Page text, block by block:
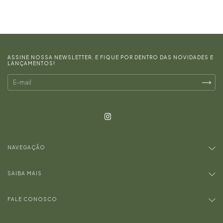
ASSINE NOSSA NEWSLETTER, E FIQUE POR DENTRO DAS NOVIDADES E
LANÇAMENTOS!
NAVEGAÇÃO
SAIBA MAIS
FALE CONOSCO